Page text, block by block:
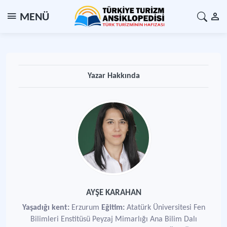
MENÜ
Yazar Hakkında
AYŞE KARAHAN
Yaşadığı kent:Erzurum Eğitim:Atatürk Üniversitesi Fen
Bilimleri Enstitüsü Peyzaj Mimarlığı Ana Bilim Dalı